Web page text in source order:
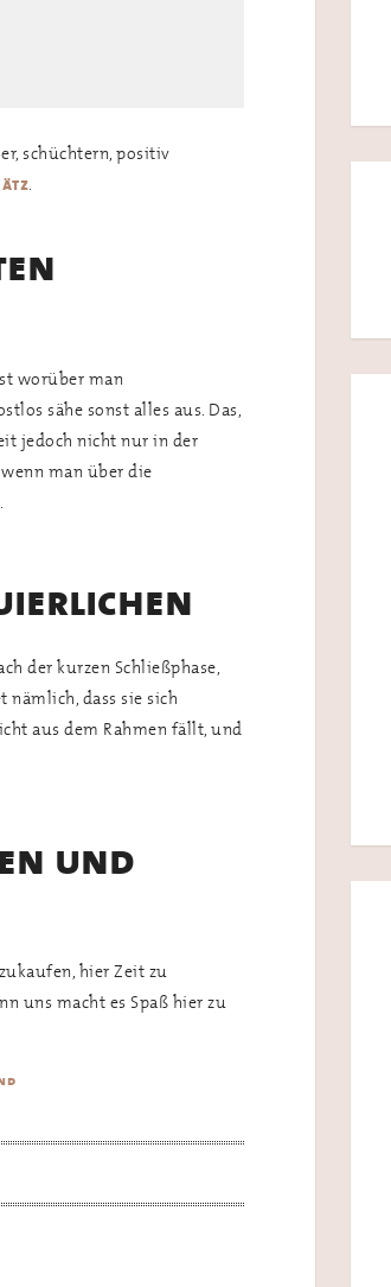
schüchtern, positiv
.
worüber man
sähe sonst alles aus. Das,
jedoch nicht nur in der
wenn man über die
der kurzen Schließphase,
nämlich, dass sie sich
aus dem Rahmen fällt, und
und
hier Zeit zu
uns macht es Spaß hier zu